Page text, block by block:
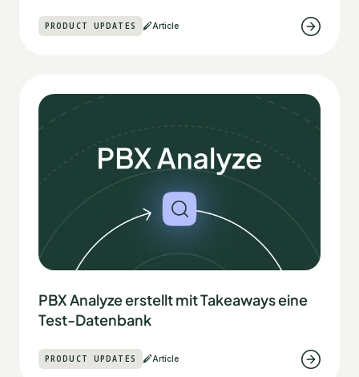
PRODUCT UPDATES Article
PBX Analyze erstellt mit Takeaways eine
Test-Datenbank
PRODUCT UPDATES Article